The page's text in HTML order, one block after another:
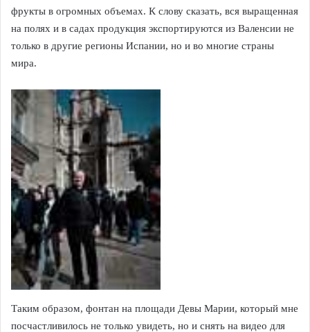
фрукты в огромных объемах. К слову сказать, вся выращенная
на полях и в садах продукция экспортируются из Валенсии не
только в другие регионы Испании, но и во многие страны
мира.
Таким образом, фонтан на площади Девы Марии, который мне
посчастливилось не только увидеть, но и снять на видео для